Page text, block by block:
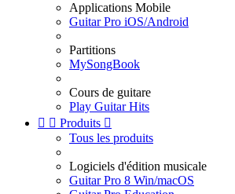
Applications Mobile
Guitar Pro iOS/Android
Partitions
MySongBook
Cours de guitare
Play Guitar Hits
  Produits 
Tous les produits
Logiciels d'édition musicale
Guitar Pro 8 Win/macOS